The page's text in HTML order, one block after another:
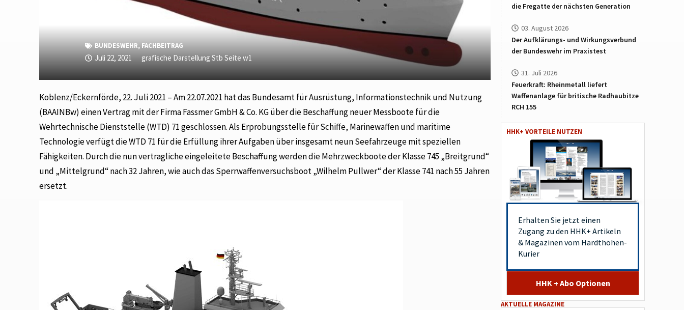
BUNDESWEHR, FACHBEITRAG
Juli 22, 2021 grafische Darstellung Stb Seite w1
Koblenz/Eckernförde, 22. Juli 2021 – Am 22.07.2021 hat das Bundesamt für Ausrüstung, Informationstechnik und Nutzung
(BAAINBw) einen Vertrag mit der Firma Fassmer GmbH & Co. KG über die Beschaffung neuer Messboote für die
Wehrtechnische Dienststelle (WTD) 71 geschlossen. Als Erprobungsstelle für Schiffe, Marinewaffen und maritime
Technologie verfügt die WTD 71 für die Erfüllung ihrer Aufgaben über insgesamt neun Seefahrzeuge mit speziellen
Fähigkeiten. Durch die nun vertragliche eingeleitete Beschaffung werden die Mehrzweckboote der Klasse 745 „Breitgrund“
und „Mittelgrund“ nach 32 Jahren, wie auch das Sperrwaffenversuchsboot „Wilhelm Pullwer“ der Klasse 741 nach 55 Jahren
ersetzt.
die Fregatte der nächsten Generation
03. August 2026
Der Aufklärungs- und Wirkungsverbund
der Bundeswehr im Praxistest
31. Juli 2026
Feuerkraft: Rheinmetall liefert
Waffenanlage für britische Radhaubitze
RCH 155
HHK+ VORTEILE NUTZEN
Erhalten Sie jetzt einen
Zugang zu den HHK+ Artikeln
& Magazinen vom Hardthöhen-
Kurier
HHK + Abo Optionen
AKTUELLE MAGAZINE